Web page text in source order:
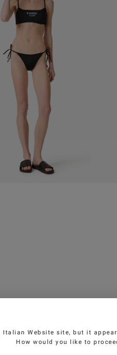
Italian Website site, but it
How would you like to